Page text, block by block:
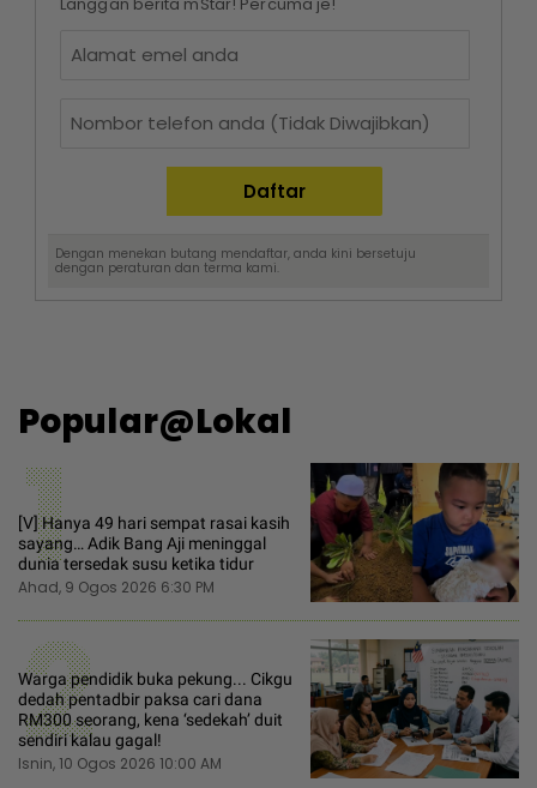
Dengan menekan butang mendaftar, anda kini bersetuju
dengan peraturan dan terma kami.
Popular@Lokal
1
[V] Hanya 49 hari sempat rasai kasih
sayang… Adik Bang Aji meninggal
dunia tersedak susu ketika tidur
Ahad, 9 Ogos 2026 6:30 PM
2
Warga pendidik buka pekung... Cikgu
dedah pentadbir paksa cari dana
RM300 seorang, kena ‘sedekah’ duit
sendiri kalau gagal!
Isnin, 10 Ogos 2026 10:00 AM